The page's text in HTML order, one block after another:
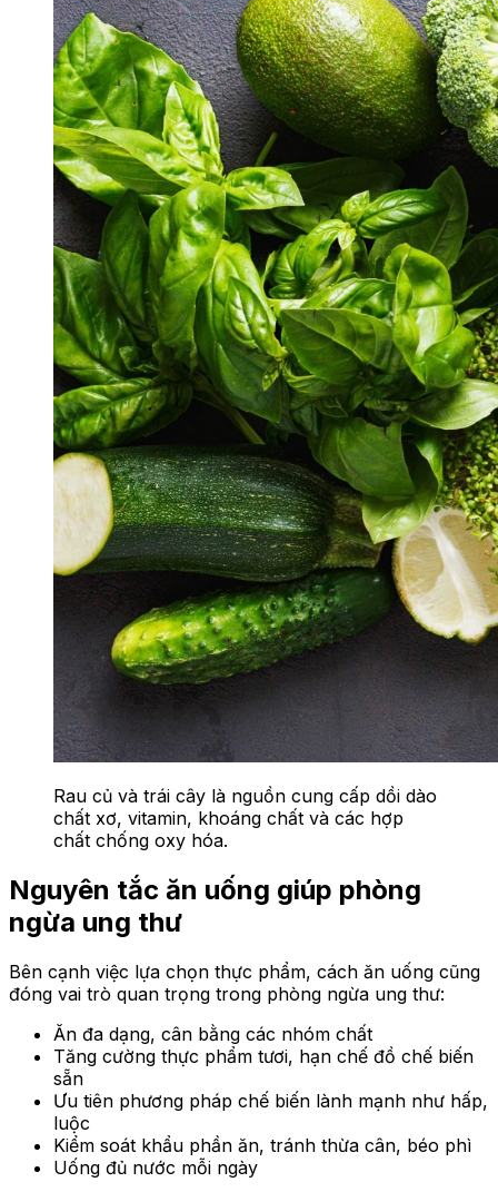
Rau củ và trái cây là nguồn cung cấp dồi dào
chất xơ, vitamin, khoáng chất và các hợp
chất chống oxy hóa.
Nguyên tắc ăn uống giúp phòng
ngừa ung thư
Bên cạnh việc lựa chọn thực phẩm, cách ăn uống cũng
đóng vai trò quan trọng trong phòng ngừa ung thư:
Ăn đa dạng, cân bằng các nhóm chất
Tăng cường thực phẩm tươi, hạn chế đồ chế biến
sẵn
Ưu tiên phương pháp chế biến lành mạnh như hấp,
luộc
Kiểm soát khẩu phần ăn, tránh thừa cân, béo phì
Uống đủ nước mỗi ngày